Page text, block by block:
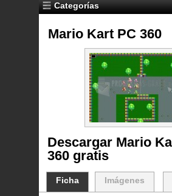
Categorías
Mario Kart PC 360
Descargar Mario
360 gratis
Imágenes
Ficha